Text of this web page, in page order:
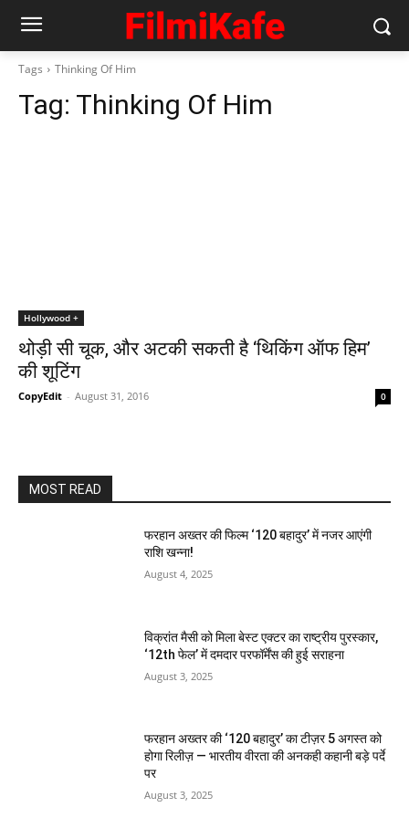
Tags Thinking Of Him
Tag: Thinking Of Him
Hollywood +
थोड़ी सी चूक, और अटकी सकती है ‘थिकिंग ऑफ हिम’
की शूटिंग
CopyEdit - August 31, 2016 0
MOST READ
फरहान अख्तर की फिल्म ‘120 बहादुर’ में नजर आएंगी
राशि खन्ना!
August 4, 2025
विक्रांत मैसी को मिला बेस्ट एक्टर का राष्ट्रीय पुरस्कार,
‘12th फेल’ में दमदार परफॉर्मेंस की हुई सराहना
August 3, 2025
फरहान अख्तर की ‘120 बहादुर’ का टीज़र 5 अगस्त को
होगा रिलीज़ — भारतीय वीरता की अनकही कहानी बड़े पर्दे
पर
August 3, 2025